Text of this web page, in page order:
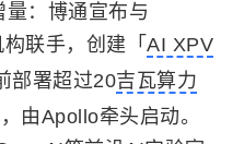
： 博通宣布与
联手，创建「 AI XPV
部署超过20吉瓦算力
由Apollo牵头启动。